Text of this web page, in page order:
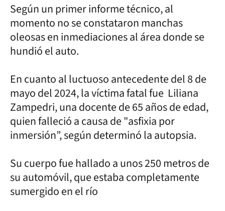
Según un primer informe técnico, al
momento no se constataron manchas
oleosas en inmediaciones al área donde se
hundió el auto.
En cuanto al luctuoso antecedente del 8 de
mayo del 2024, la víctima fatal fue Liliana
Zampedri, una docente de 65 años de edad,
quien falleció a causa de "asfixia por
inmersión”, según determinó la autopsia.
Su cuerpo fue hallado a unos 250 metros de
su automóvil, que estaba completamente
sumergido en el río